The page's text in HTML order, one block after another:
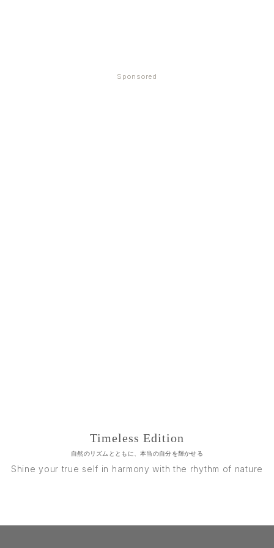
Sponsored
Timeless Edition
自然のリズムとともに、本当の自分を輝かせる
Shine your true self in harmony with the rhythm of nature